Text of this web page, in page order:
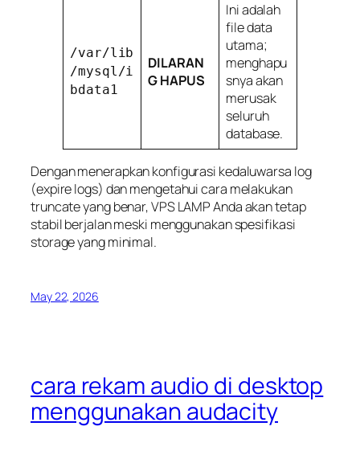
/var/lib
/mysql/i
bdata1
DILARAN
G HAPUS
Ini adalah
file data
utama;
menghapu
snya akan
merusak
seluruh
database.
Dengan menerapkan konfigurasi kedaluwarsa log
(expire logs) dan mengetahui cara melakukan
truncateyang benar, VPS LAMP Anda akan tetap
stabil berjalan meski menggunakan spesifikasi
storage yang minimal.
May 22, 2026
cara rekam audio di desktop
menggunakan audacity